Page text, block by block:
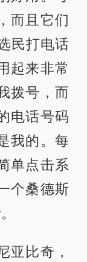
而且它们
民打电话
起来非常
拨号，而
电话号码
我的。每
单点击系
个桑德斯
亚比奇，